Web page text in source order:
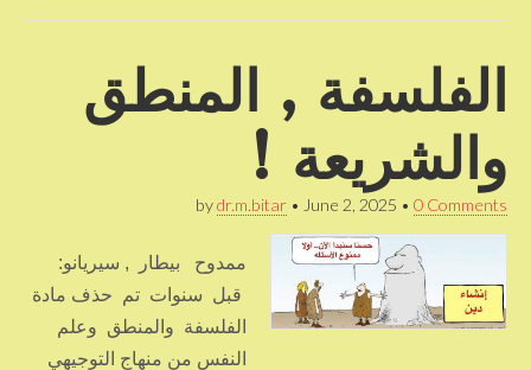
الفلسفة , المنطق
والشريعة !
bydr.m.bitar • June 2, 2025 • 0 Comments
ممدوح بيطار , سيريانو:
قبل سنوات تم حذف مادة
الفلسفة والمنطق وعلم
النفس من منهاج التوجيهي